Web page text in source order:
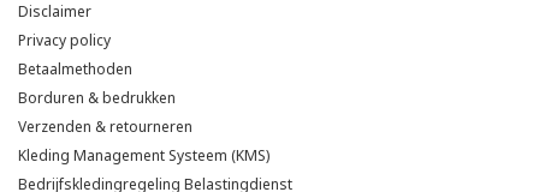
Disclaimer
Privacy policy
Betaalmethoden
Borduren & bedrukken
Verzenden & retourneren
Kleding Management Systeem (KMS)
Bedrijfskledingregeling Belastingdienst